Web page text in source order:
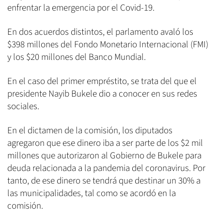
enfrentar la emergencia por el Covid-19.
En dos acuerdos distintos, el parlamento avaló los
$398 millones del Fondo Monetario Internacional (FMI)
y los $20 millones del Banco Mundial.
En el caso del primer empréstito, se trata del que el
presidente Nayib Bukele dio a conocer en sus redes
sociales.
En el dictamen de la comisión, los diputados
agregaron que ese dinero iba a ser parte de los $2 mil
millones que autorizaron al Gobierno de Bukele para
deuda relacionada a la pandemia del coronavirus. Por
tanto, de ese dinero se tendrá que destinar un 30% a
las municipalidades, tal como se acordó en la
comisión.